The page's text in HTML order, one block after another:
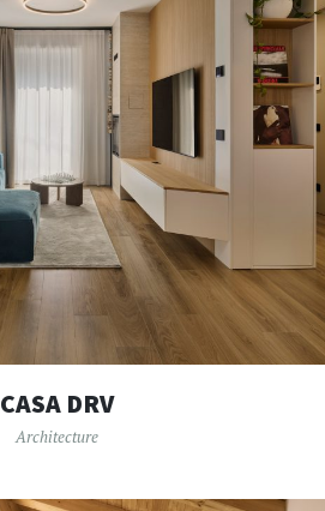
CASA DRV
Architecture